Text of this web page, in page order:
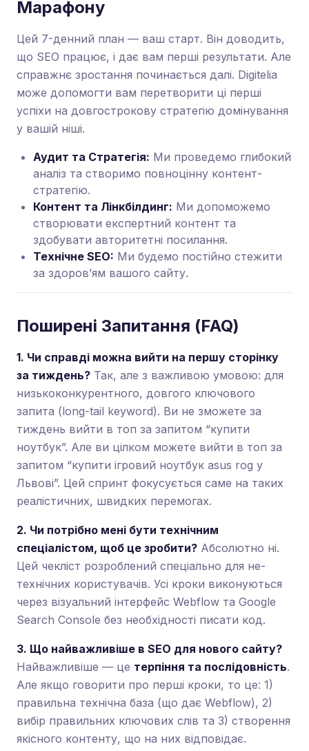
Марафону
Цей 7-денний план — ваш старт. Він доводить,
що SEO працює, і дає вам перші результати. Але
справжнє зростання починається далі. Digitelia
може допомогти вам перетворити ці перші
успіхи на довгострокову стратегію домінування
у вашій ніші.
Аудит та Стратегія: Ми проведемо глибокий
аналіз та створимо повноцінну контент-
стратегію.
Контент та Лінкбілдинг: Ми допоможемо
створювати експертний контент та
здобувати авторитетні посилання.
Технічне SEO: Ми будемо постійно стежити
за здоров’ям вашого сайту.
Поширені Запитання (FAQ)
1. Чи справді можна вийти на першу сторінку
за тиждень? Так, але з важливою умовою: для
низькоконкурентного, довгого ключового
запита (long-tail keyword). Ви не зможете за
тиждень вийти в топ за запитом “купити
ноутбук”. Але ви цілком можете вийти в топ за
запитом “купити ігровий ноутбук asus rog у
Львові”. Цей спринт фокусується саме на таких
реалістичних, швидких перемогах.
2. Чи потрібно мені бути технічним
спеціалістом, щоб це зробити? Абсолютно ні.
Цей чекліст розроблений спеціально для не-
технічних користувачів. Усі кроки виконуються
через візуальний інтерфейс Webflow та Google
Search Console без необхідності писати код.
3. Що найважливіше в SEO для нового сайту?
Найважливіше — це терпіння та послідовність.
Але якщо говорити про перші кроки, то це: 1)
правильна технічна база (що дає Webflow), 2)
вибір правильних ключових слів та 3) створення
якісного контенту, що на них відповідає.